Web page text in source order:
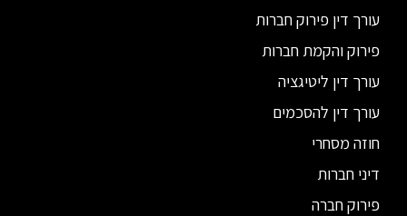
עורך דין פירוק חברות
פירוק והקמת חברות
עורך דין ליטיגציה
עורך דין להסכמים
חוזה מסחרי
דיני חברות
פירוק חברה